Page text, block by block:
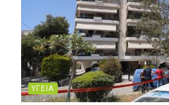
ΥΓΕΙΑ